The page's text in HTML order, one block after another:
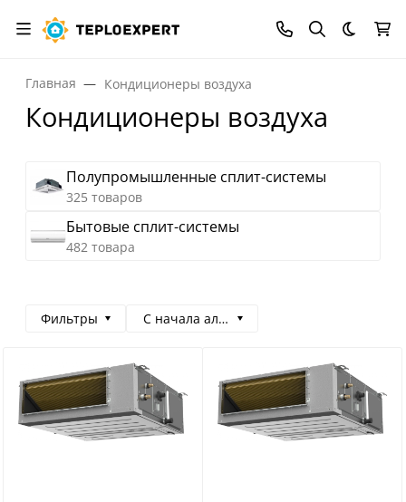
Темная
Главная Кондиционеры воздуха
Кондиционеры воздуха
Полупромышленные сплит-системы
325 товаров
Бытовые сплит-системы
482 товара
Фильтры С начала алфавита